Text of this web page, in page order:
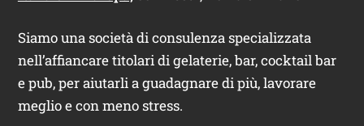
Siamo una società di consulenza specializzata
nell’affiancare titolari di gelaterie, bar, cocktail bar
e pub, per aiutarli a guadagnare di più, lavorare
meglio e con meno stress.